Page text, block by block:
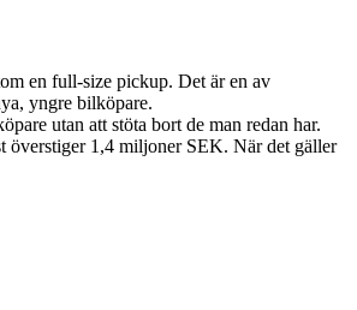
en full-size pickup. Det är en av
yngre bilköpare.
utan att stöta bort de man redan har.
överstiger 1,4 miljoner SEK. När det gäller